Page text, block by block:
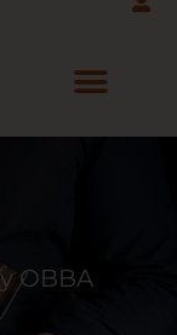
OBBA